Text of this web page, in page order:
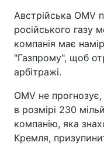
Австрійська OMV
російського газу
компанія має
"Газпрому", щоб
арбітражі.
OMV не
в розмірі 230
компанію, яка
Кремля,